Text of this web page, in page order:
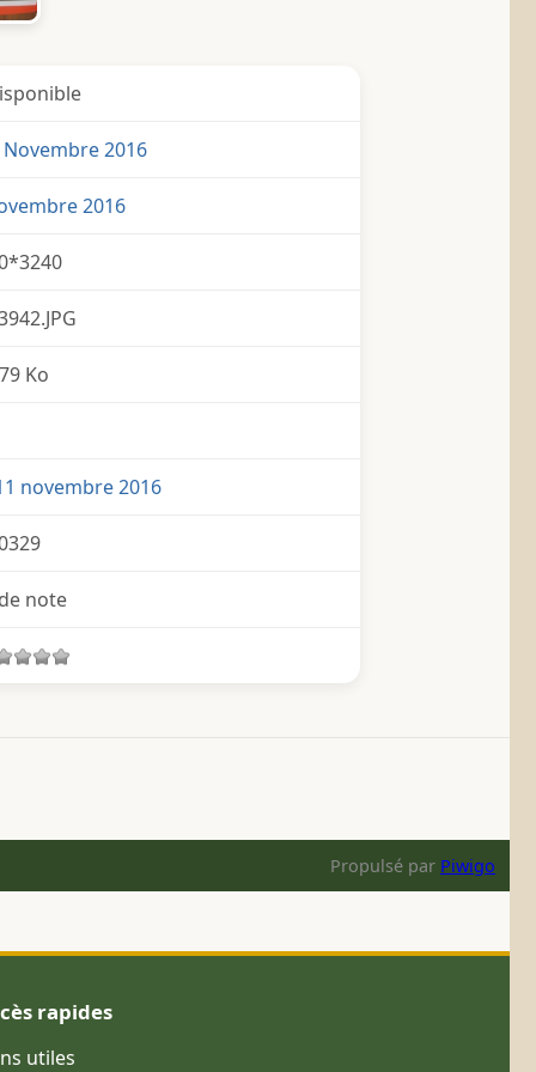
2016
2016
Ko
novembre 2016
note
Propulsé par Piwigo
rapides
utiles